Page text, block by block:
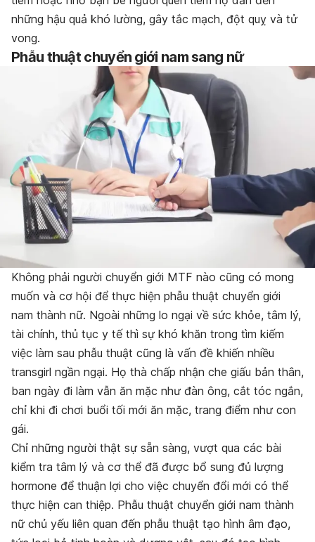
những hậu quả khó lường, gây tắc mạch, đột quỵ và tử
vong.
Phẫu thuật chuyển giới nam sang nữ
Không phải người chuyển giới MTF nào cũng có mong
muốn và cơ hội để thực hiện phẫu thuật chuyển giới
nam thành nữ. Ngoài những lo ngại về sức khỏe, tâm lý,
tài chính, thủ tục y tế thì sự khó khăn trong tìm kiếm
việc làm sau phẫu thuật cũng là vấn đề khiến nhiều
transgirl ngần ngại. Họ thà chấp nhận che giấu bản thân,
ban ngày đi làm vẫn ăn mặc như đàn ông, cắt tóc ngắn,
chỉ khi đi chơi buổi tối mới ăn mặc, trang điểm như con
gái.
Chỉ những người thật sự sẵn sàng, vượt qua các bài
kiểm tra tâm lý và cơ thể đã được bổ sung đủ lượng
hormone để thuận lợi cho việc chuyển đổi mới có thể
thực hiện can thiệp. Phẫu thuật chuyển giới nam thành
nữ chủ yếu liên quan đến phẫu thuật tạo hình âm đạo,